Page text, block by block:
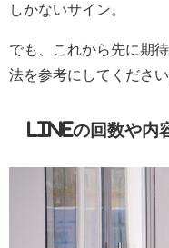
しかないサイン。
でも、これから先に期
法を参考にしてください
LINEの回数や内